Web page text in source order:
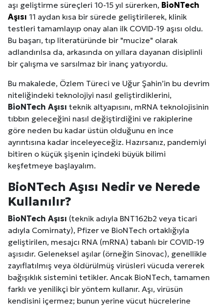
aşı geliştirme süreçleri 10-15 yıl sürerken, BioNTech
Aşısı 11 aydan kısa bir sürede geliştirilerek, klinik
testleri tamamlayıp onay alan ilk COVID-19 aşısı oldu.
Bu başarı, tıp literatüründe bir "mucize" olarak
adlandırılsa da, arkasında on yıllara dayanan disiplinli
bir çalışma ve sarsılmaz bir inanç yatıyordu.
Bu makalede, Özlem Türeci ve Uğur Şahin’in bu devrim
niteliğindeki teknolojiyi nasıl geliştirdiklerini,
BioNTech Aşısı teknik altyapısını, mRNA teknolojisinin
tıbbın geleceğini nasıl değiştirdiğini ve rakiplerine
göre neden bu kadar üstün olduğunu en ince
ayrıntısına kadar inceleyeceğiz. Hazırsanız, pandemiyi
bitiren o küçük şişenin içindeki büyük bilimi
keşfetmeye başlayalım.
BioNTech Aşısı Nedir ve Nerede
Kullanılır?
BioNTech Aşısı (teknik adıyla BNT162b2 veya ticari
adıyla Comirnaty), Pfizer ve BioNTech ortaklığıyla
geliştirilen, mesajcı RNA (mRNA) tabanlı bir COVID-19
aşısıdır. Geleneksel aşılar (örneğin Sinovac), genellikle
zayıflatılmış veya öldürülmüş virüsleri vücuda vererek
bağışıklık sistemini tetikler. Ancak BioNTech, tamamen
farklı ve yenilikçi bir yöntem kullanır. Aşı, virüsün
kendisini içermez; bunun yerine vücut hücrelerine